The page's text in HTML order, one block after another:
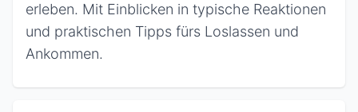
erleben. Mit Einblicken in typische Reaktionen
und praktischen Tipps fürs Loslassen und
Ankommen.